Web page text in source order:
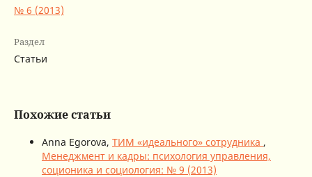
№ 6 (2013)
Раздел
Статьи
Похожие статьи
Anna Egorova, ТИМ «идеального» сотрудника ,
Менеджмент и кадры: психология управления,
соционика и социология: № 9 (2013)